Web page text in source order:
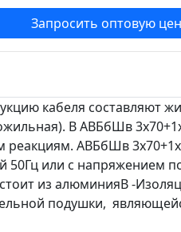
Запросить оптовую
кабеля составляют
В АВБбШв
реакциям. АВБбШв
50Гц или с напряжением
из алюминияВ -
подушки,